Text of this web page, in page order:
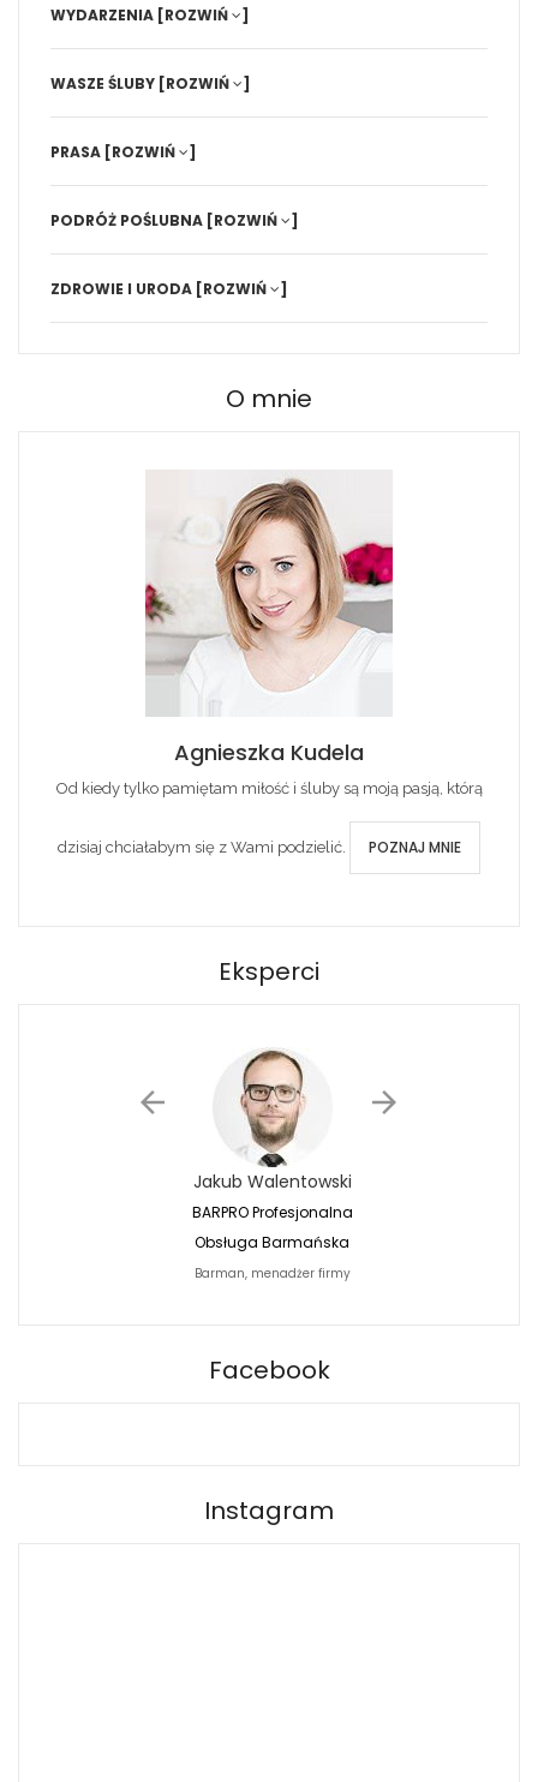
WYDARZENIA [ROZWIŃ ]
WASZE ŚLUBY [ROZWIŃ ]
PRASA [ROZWIŃ ]
PODRÓŻ POŚLUBNA [ROZWIŃ ]
ZDROWIE I URODA [ROZWIŃ ]
O mnie
Agnieszka Kudela
Od kiedy tylko pamiętam miłość i śluby są moją pasją, którą
dzisiaj chciałabym się z Wami podzielić. POZNAJ MNIE
Eksperci
Jakub Walentowski
BARPRO Profesjonalna
Obsługa Barmańska
Barman, menadżer firmy
Facebook
Instagram